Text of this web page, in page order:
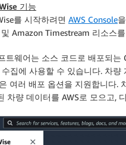
기능
를 시작하려면 AWS Console
Amazon Timestream 리소스
트웨어는 소스 코드로 배포되는
수집에 사용할 수 있습니다. 차
여러 배포 옵션을 지원합니다.
차량 데이터를 AWS로 모으고,